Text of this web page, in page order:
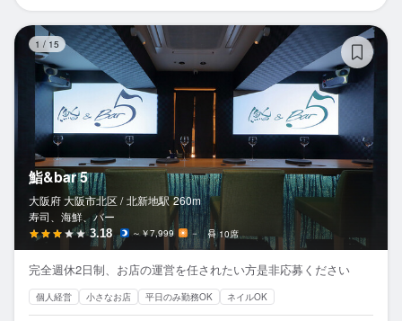
1 / 15
鮨&bar 5
大阪府 大阪市北区 / 北新地駅 260m
寿司、海鮮、バー
3.18 ～￥7,999 － 10席
完全週休2日制、お店の運営を任されたい方是非応募ください
個人経営 小さなお店 平日のみ勤務OK ネイルOK